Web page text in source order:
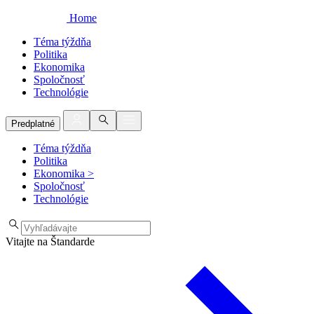
Home
Téma týždňa
Politika
Ekonomika
Spoločnosť
Technológie
Predplatné
Téma týždňa
Politika
Ekonomika >
Spoločnosť
Technológie
Vitajte na Štandarde